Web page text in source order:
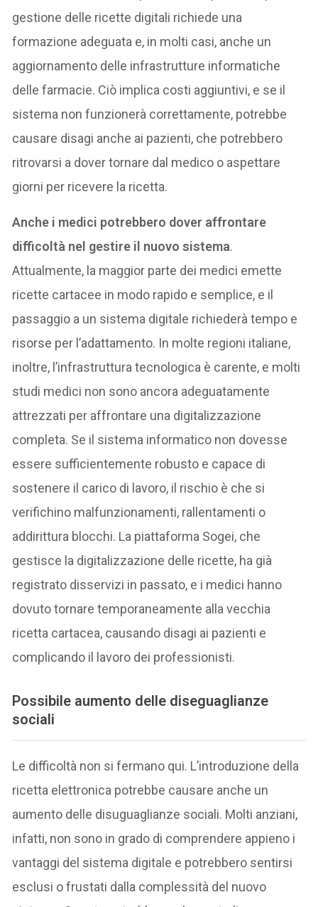
gestione delle ricette digitali richiede una
formazione adeguata e, in molti casi, anche un
aggiornamento delle infrastrutture informatiche
delle farmacie. Ciò implica costi aggiuntivi, e se il
sistema non funzionerà correttamente, potrebbe
causare disagi anche ai pazienti, che potrebbero
ritrovarsi a dover tornare dal medico o aspettare
giorni per ricevere la ricetta.
Anche i medici potrebbero dover affrontare
difficoltà nel gestire il nuovo sistema.
Attualmente, la maggior parte dei medici emette
ricette cartacee in modo rapido e semplice, e il
passaggio a un sistema digitale richiederà tempo e
risorse per l’adattamento. In molte regioni italiane,
inoltre, l’infrastruttura tecnologica è carente, e molti
studi medici non sono ancora adeguatamente
attrezzati per affrontare una digitalizzazione
completa. Se il sistema informatico non dovesse
essere sufficientemente robusto e capace di
sostenere il carico di lavoro, il rischio è che si
verifichino malfunzionamenti, rallentamenti o
addirittura blocchi. La piattaforma Sogei, che
gestisce la digitalizzazione delle ricette, ha già
registrato disservizi in passato, e i medici hanno
dovuto tornare temporaneamente alla vecchia
ricetta cartacea, causando disagi ai pazienti e
complicando il lavoro dei professionisti.
Possibile aumento delle diseguaglianze
sociali
Le difficoltà non si fermano qui. L’introduzione della
ricetta elettronica potrebbe causare anche un
aumento delle disuguaglianze sociali. Molti anziani,
infatti, non sono in grado di comprendere appieno i
vantaggi del sistema digitale e potrebbero sentirsi
esclusi o frustati dalla complessità del nuovo